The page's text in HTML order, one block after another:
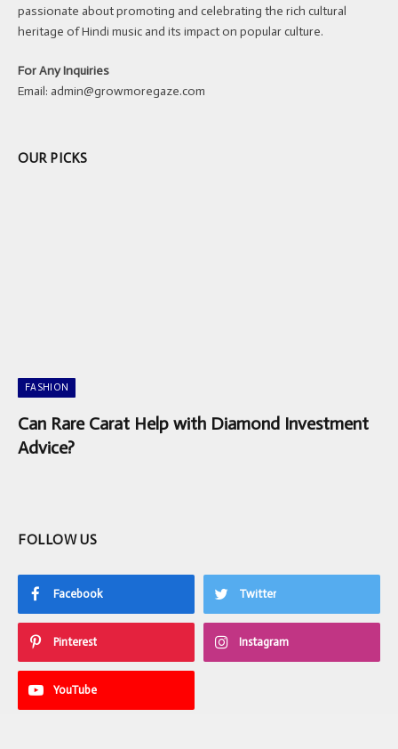
passionate about promoting and celebrating the rich cultural
heritage of Hindi music and its impact on popular culture.
For Any Inquiries
Email: admin@growmoregaze.com
OUR PICKS
FASHION
Can Rare Carat Help with Diamond Investment
Advice?
FOLLOW US
Facebook Twitter
Pinterest Instagram
YouTube